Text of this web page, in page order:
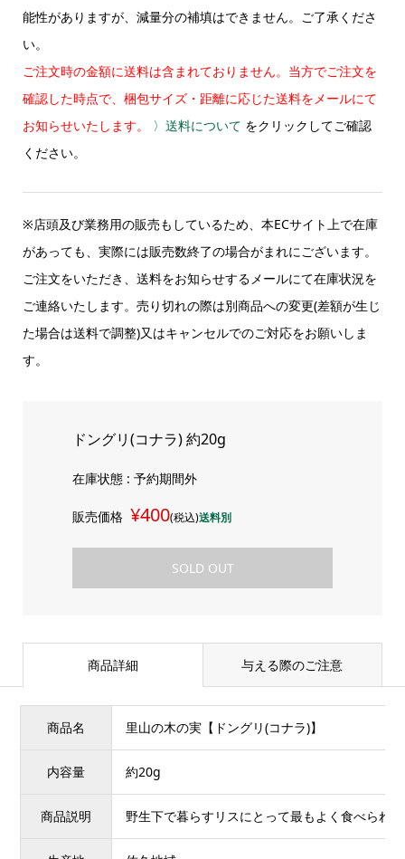
能性がありますが、減量分の補填はできません。ご了承くださ
い。
ご注文時の金額に送料は含まれておりません。当方でご注文を
確認した時点で、梱包サイズ・距離に応じた送料をメールにて
お知らせいたします。
〉送料について をクリックしてご確認
ください。
※店頭及び業務用の販売もしているため、本ECサイト上で在庫
があっても、実際には販売数終了の場合がまれにございます。
ご注文をいただき、送料をお知らせするメールにて在庫状況を
ご連絡いたします。売り切れの際は別商品への変更(差額が生じ
た場合は送料で調整)又はキャンセルでのご対応をお願いしま
す。
ドングリ(コナラ) 約20g
在庫状態 : 予約期間外
販売価格 ¥400(税込)送料別
SOLD OUT
商品詳細 与える際のご注意
商品名 里山の木の実【ドングリ(コナラ)】
内容量 約20g
商品説明 野生下で暮らすリスにとって最もよく食べられ